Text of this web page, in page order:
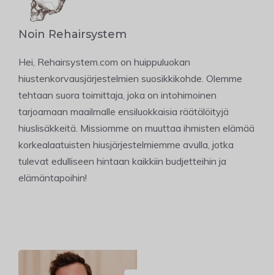
Noin Rehairsystem
Hei, Rehairsystem.com on huippuluokan
hiustenkorvausjärjestelmien suosikkikohde. Olemme
tehtaan suora toimittaja, joka on intohimoinen
tarjoamaan maailmalle ensiluokkaisia räätälöityjä
hiuslisäkkeitä. Missiomme on muuttaa ihmisten elämää
korkealaatuisten hiusjärjestelmiemme avulla, jotka
tulevat edulliseen hintaan kaikkiin budjetteihin ja
elämäntapoihin!